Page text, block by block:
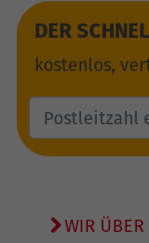
DER
kostenlos,
WIR ÜBER